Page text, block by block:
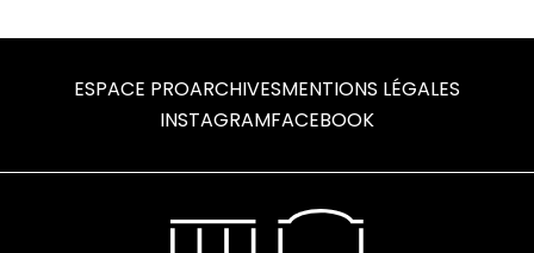
ESPACE PROARCHIVESMENTIONS LÉGALES
INSTAGRAMFACEBOOK